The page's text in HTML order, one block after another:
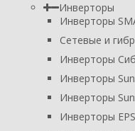
Инверторы
Инверторы
Сетевые и
Инверторы
Инверторы
Инверторы
Инверторы